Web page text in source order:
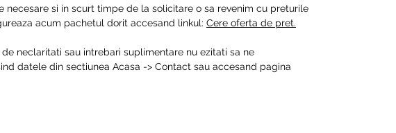
necesare si in scurt timpe de la solicitare o sa revenim cu preturile
acum pachetul dorit accesand linkul: Cere oferta de pret.
neclaritati sau intrebari suplimentare nu ezitati sa ne
datele din sectiunea Acasa -> Contact sau accesand pagina